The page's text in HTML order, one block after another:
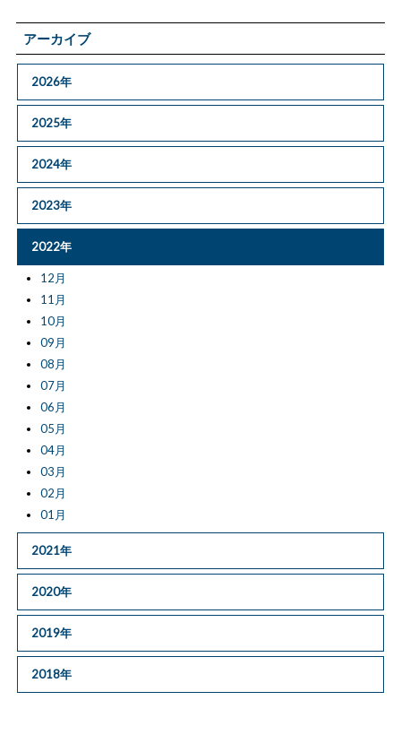
アーカイブ
2026年
2025年
2024年
2023年
2022年
12月
11月
10月
09月
08月
07月
06月
05月
04月
03月
02月
01月
2021年
2020年
2019年
2018年